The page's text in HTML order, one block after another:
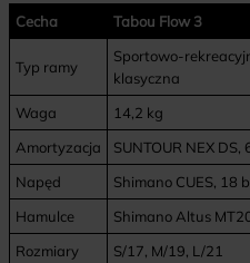
Cecha Tabou Flow 3
Typ ramy
Sportowo-
klasyczna
Waga
14,2 kg
Amortyzacja
SUNTOUR NEX DS,
Napęd
Shimano CUES, 18
Hamulce
Shimano Altus
Rozmiary
S/17, M/19, L/21